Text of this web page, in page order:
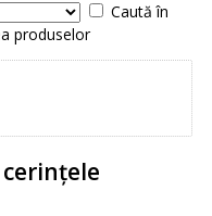
Caută în
produselor